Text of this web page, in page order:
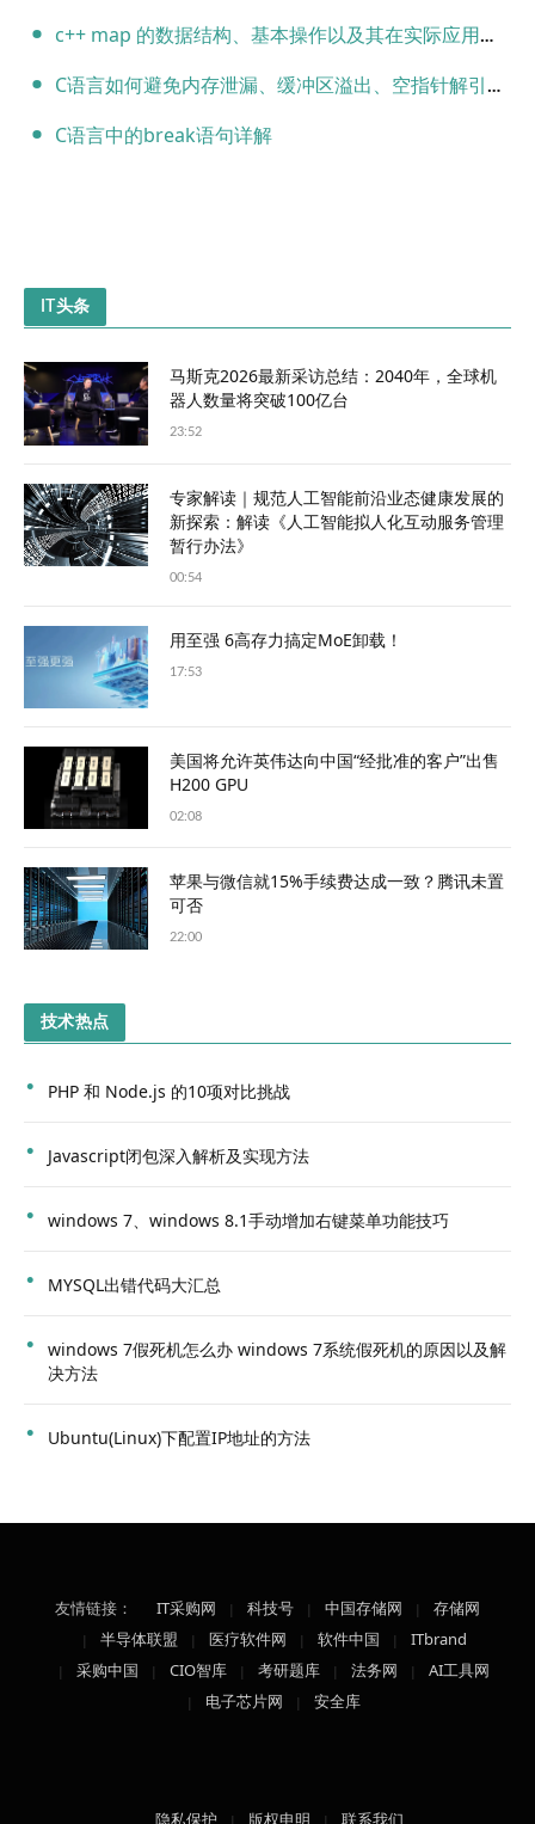
c++ map 的数据结构、基本操作以及其在实际应用中的使用。
C语言如何避免内存泄漏、缓冲区溢出、空指针解引用等常见的安全问题
C语言中的break语句详解
IT头条
马斯克2026最新采访总结：2040年，全球机
器人数量将突破100亿台
23:52
专家解读｜规范人工智能前沿业态健康发展的
新探索：解读《人工智能拟人化互动服务管理
暂行办法》
00:54
用至强 6高存力搞定MoE卸载！
17:53
美国将允许英伟达向中国“经批准的客户”出售
H200 GPU
02:08
苹果与微信就15%手续费达成一致？腾讯未置
可否
22:00
技术热点
PHP 和 Node.js 的10项对比挑战
Javascript闭包深入解析及实现方法
windows 7、windows 8.1手动增加右键菜单功能技巧
MYSQL出错代码大汇总
windows 7假死机怎么办 windows 7系统假死机的原因以及解
决方法
Ubuntu(Linux)下配置IP地址的方法
友情链接： IT采购网 科技号 中国存储网
存储网
半导体联盟
医疗软件网 软件中国
ITbrand
采购中国
CIO智库 考研题库 法务网
AI工具网
电子芯片网
安全库